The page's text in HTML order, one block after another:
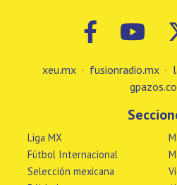
xeu.mx · fusionradio.mx ·
Liga MX
Fútbol Internacional
Selección mexicana